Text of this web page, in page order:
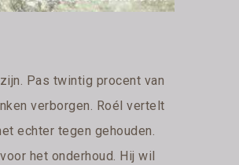
Pas twintig procent van
verborgen. Roél vertelt
echter tegen gehouden.
het onderhoud. Hij wil